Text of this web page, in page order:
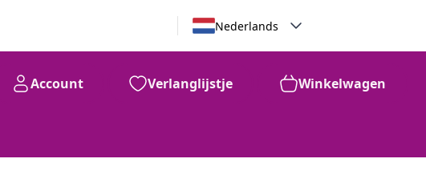
Nederlands
Account Verlanglijstje Winkelwagen